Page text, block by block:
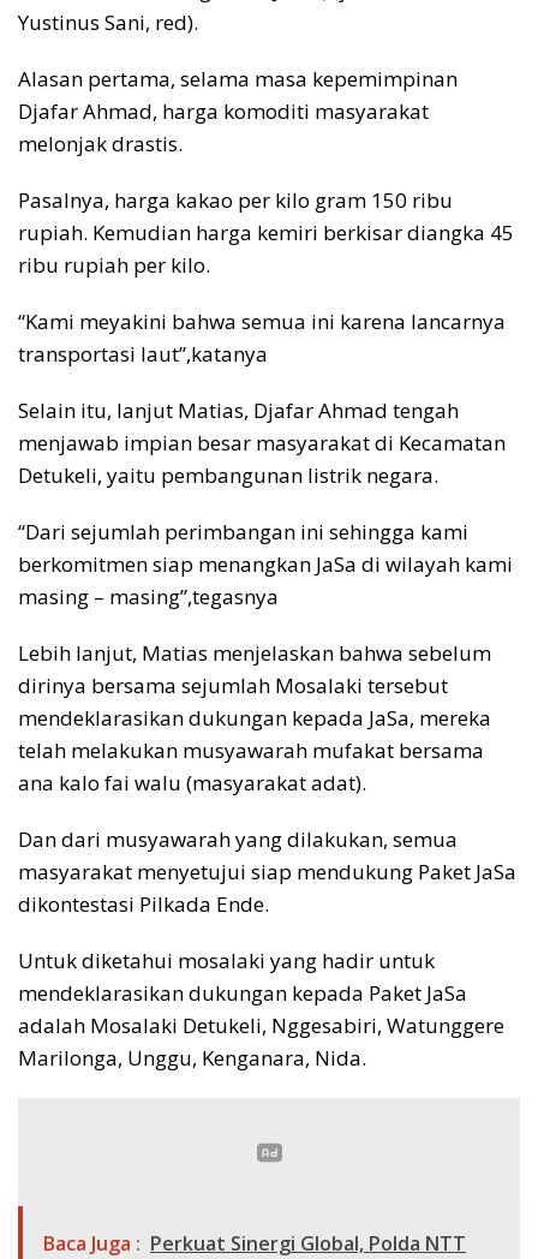
Yustinus Sani, red).
Alasan pertama, selama masa kepemimpinan
Djafar Ahmad, harga komoditi masyarakat
melonjak drastis.
Pasalnya, harga kakao per kilo gram 150 ribu
rupiah. Kemudian harga kemiri berkisar diangka 45
ribu rupiah per kilo.
“Kami meyakini bahwa semua ini karena lancarnya
transportasi laut”,katanya
Selain itu, lanjut Matias, Djafar Ahmad tengah
menjawab impian besar masyarakat di Kecamatan
Detukeli, yaitu pembangunan listrik negara.
“Dari sejumlah perimbangan ini sehingga kami
berkomitmen siap menangkan JaSa di wilayah kami
masing – masing”,tegasnya
Lebih lanjut, Matias menjelaskan bahwa sebelum
dirinya bersama sejumlah Mosalaki tersebut
mendeklarasikan dukungan kepada JaSa, mereka
telah melakukan musyawarah mufakat bersama
ana kalo fai walu (masyarakat adat).
Dan dari musyawarah yang dilakukan, semua
masyarakat menyetujui siap mendukung Paket JaSa
dikontestasi Pilkada Ende.
Untuk diketahui mosalaki yang hadir untuk
mendeklarasikan dukungan kepada Paket JaSa
adalah Mosalaki Detukeli, Nggesabiri, Watunggere
Marilonga, Unggu, Kenganara, Nida.
Baca Juga : Perkuat Sinergi Global, Polda NTT